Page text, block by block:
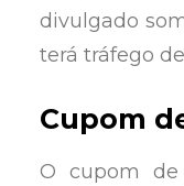
divulgado
terá tráfego
Cupom
O cupom de